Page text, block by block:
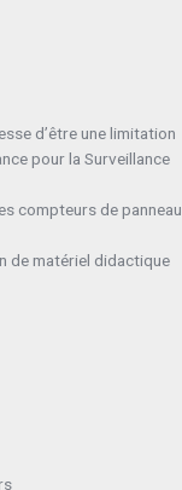
d’être une limitation
pour la Surveillance
compteurs de panneau
de matériel didactique